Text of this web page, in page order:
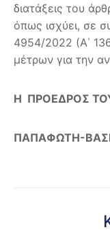
διατάξεις του
όπως ισχύει, σε
4954/2022 (Α΄
μέτρων για την
Η ΠΡΟΕΔΡΟΣ
ΠΑΠΑΦΩΤΗ-